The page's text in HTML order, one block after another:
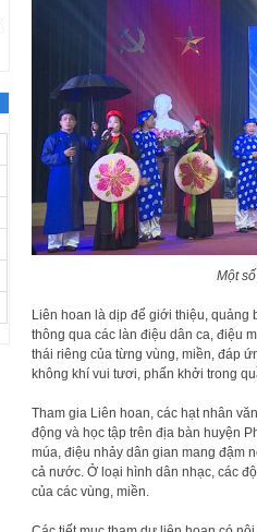
Một
Liên hoan là dịp để giới thiệu, quảng
thông qua các làn điệu dân ca, điệu
thái riêng của từng vùng, miền, đáp
không khí vui tươi, phấn khởi trong
Tham gia Liên hoan, các hạt nhân
động và học tập trên địa bàn huyện
múa, điệu nhảy dân gian mang đậm
cả nước. Ở loại hình dân nhạc, các
của các vùng, miền.